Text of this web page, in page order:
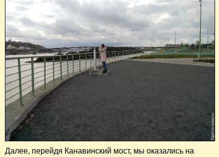
Далее, перейдя Канавинский мост, мы оказались на